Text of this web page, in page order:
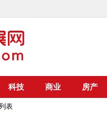
科技 商业 房产
表